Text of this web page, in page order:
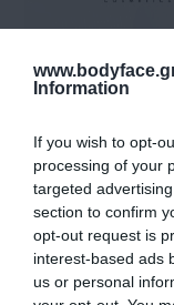
Information
If you wish to opt-
processing of your
targeted
section to confirm
opt-out request is
interest-based ads
us or personal